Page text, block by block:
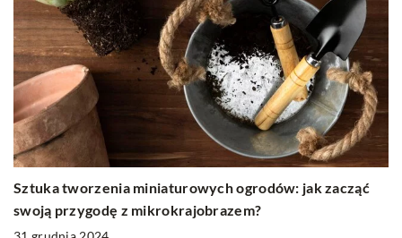
Sztuka tworzenia miniaturowych ogrodów: jak zacząć
swoją przygodę z mikrokrajobrazem?